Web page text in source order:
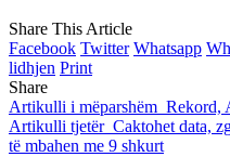
Share This Article
Facebook Twitter Whatsapp
lidhjen Print
Share
Artikulli i mëparshëm Rekord,
Artikulli tjetër Caktohet data,
të mbahen me 9 shkurt